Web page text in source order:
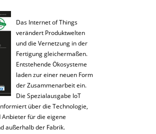
Das Internet of Things
verändert Produktwelten
und die Vernetzung in der
Fertigung gleichermaßen.
Entstehende Ökosysteme
laden zur einer neuen Form
der Zusammenarbeit ein.
Die Spezialausgabe IoT
über die Technologie,
für die eigene
außerhalb der Fabrik.